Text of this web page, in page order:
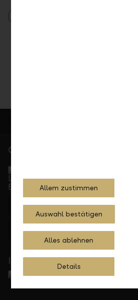
Gerne für Sie da
bis 17.30 Uhr
+423 236 88 11
Feedback
In Ihrer Nähe
Allem zustimmen
Auswahl bestätigen
Alles ablehnen
Details